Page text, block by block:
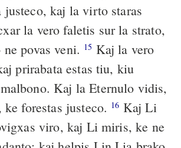
justeco, kaj la virto staras
la vero faletis sur la strato,
povas veni. 15 Kaj la vero
prirabata estas tiu, kiu
Kaj la Eternulo vidis,
forestas justeco. 16 Kaj Li
viro, kaj Li miris, ke ne